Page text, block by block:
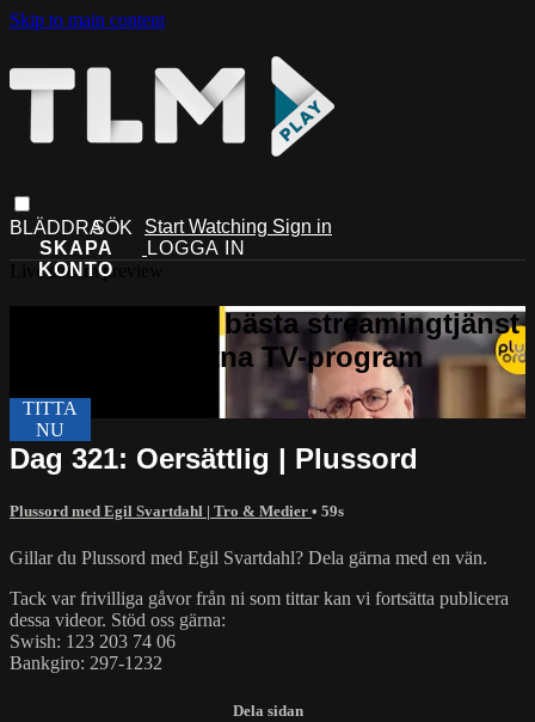
Skip to main content
Start Watching Sign in
Live stream preview
Dag 321: Oersättlig | Plussord
Plussord med Egil Svartdahl | Tro & Medier • 59s
Gillar du Plussord med Egil Svartdahl? Dela gärna med en vän.
Tack var frivilliga gåvor från ni som tittar kan vi fortsätta publicera
dessa videor. Stöd oss gärna:
Swish: 123 203 74 06
Bankgiro: 297-1232